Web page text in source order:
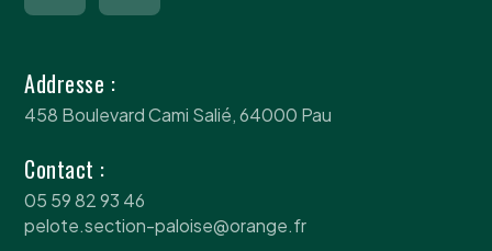
Addresse :
458 Boulevard Cami Salié, 64000 Pau
Contact :
05 59 82 93 46
pelote.section-paloise@orange.fr